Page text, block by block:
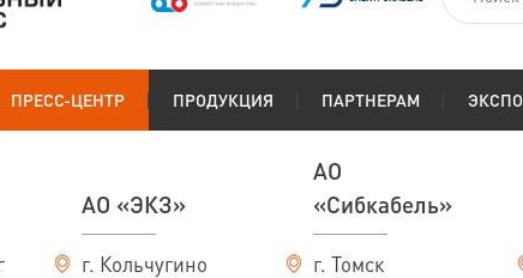
ПРЕСС-ЦЕНТР ПРОДУКЦИЯ ПАРТНЕРАМ
АО «ЭКЗ»
г. Кольчугино
АО
«Сибкабель»
г. Томск